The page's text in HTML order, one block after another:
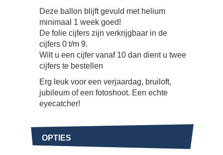
Deze ballon blijft gevuld met helium
minimaal 1 week goed!
De folie cijfers zijn verkrijgbaar in de
cijfers 0 t/m 9.
Wilt u een cijfer vanaf 10 dan dient u twee
cijfers te bestellen
Erg leuk voor een verjaardag, bruiloft,
jubileum of een fotoshoot. Een echte
eyecatcher!
OPTIES